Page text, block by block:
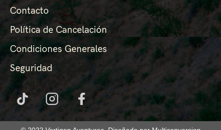
Contacto
Política de Cancelación
Condiciones Generales
Seguridad